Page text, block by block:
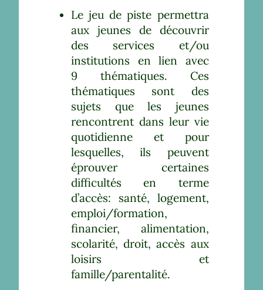
Le jeu de piste permettra
aux jeunes de découvrir
des services et/ou
institutions en lien avec
9 thématiques. Ces
thématiques sont des
sujets que les jeunes
rencontrent dans leur vie
quotidienne et pour
lesquelles, ils peuvent
éprouver certaines
difficultés en terme
d’accès: santé, logement,
emploi/formation,
financier, alimentation,
scolarité, droit, accès aux
loisirs et
famille/parentalité.